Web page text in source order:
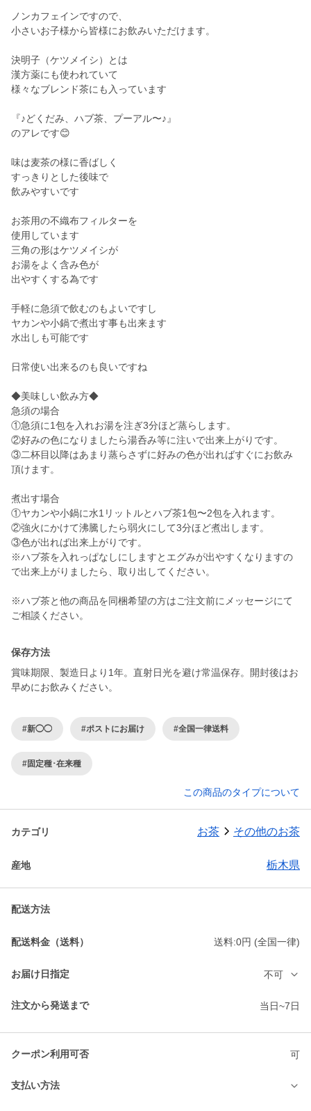
ノンカフェインですので、
小さいお子様から皆様にお飲みいただけます。
決明子（ケツメイシ）とは
漢方薬にも使われていて
様々なブレンド茶にも入っています
『♪どくだみ、ハブ茶、プーアル〜♪』
のアレです😊
味は麦茶の様に香ばしく
すっきりとした後味で
飲みやすいです
お茶用の不織布フィルターを
使用しています
三角の形はケツメイシが
お湯をよく含み色が
出やすくする為です
手軽に急須で飲むのもよいですし
ヤカンや小鍋で煮出す事も出来ます
水出しも可能です
日常使い出来るのも良いですね
◆美味しい飲み方◆
急須の場合
①急須に1包を入れお湯を注ぎ3分ほど蒸らします。
②好みの色になりましたら湯呑み等に注いで出来上がりです。
③二杯目以降はあまり蒸らさずに好みの色が出ればすぐにお飲み
頂けます。
煮出す場合
①ヤカンや小鍋に水1リットルとハブ茶1包〜2包を入れます。
②強火にかけて沸騰したら弱火にして3分ほど煮出します。
③色が出れば出来上がりです。
※ハブ茶を入れっぱなしにしますとエグみが出やすくなりますの
で出来上がりましたら、取り出してください。
※ハブ茶と他の商品を同梱希望の方はご注文前にメッセージにて
ご相談ください。
保存方法
賞味期限、製造日より1年。直射日光を避け常温保存。開封後はお
早めにお飲みください。
#新◯◯ #ポストにお届け #全国一律送料
#固定種･在来種
この商品のタイプについて
カテゴリ お茶 その他のお茶
産地 栃木県
配送方法
配送料金（送料） 送料:0円 (全国一律)
お届け日指定 不可
注文から発送まで 当日~7日
クーポン利用可否 可
支払い方法